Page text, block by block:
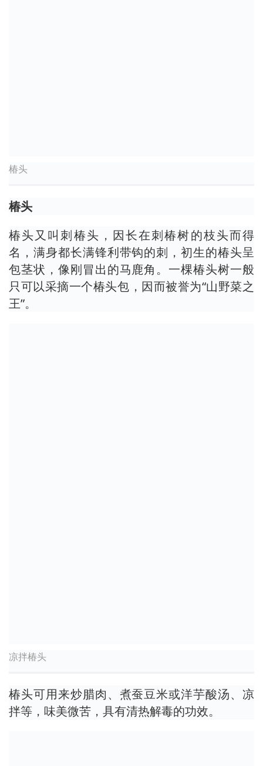
椿头
椿头
椿头又叫刺椿头，因长在刺椿树的枝头而得
名，满身都长满锋利带钩的刺，初生的椿头呈
包茎状，像刚冒出的马鹿角。一棵椿头树一般
只可以采摘一个椿头包，因而被誉为“山野菜之
王”。
凉拌椿头
椿头可用来炒腊肉、煮蚕豆米或洋芋酸汤、凉
拌等，味美微苦，具有清热解毒的功效。